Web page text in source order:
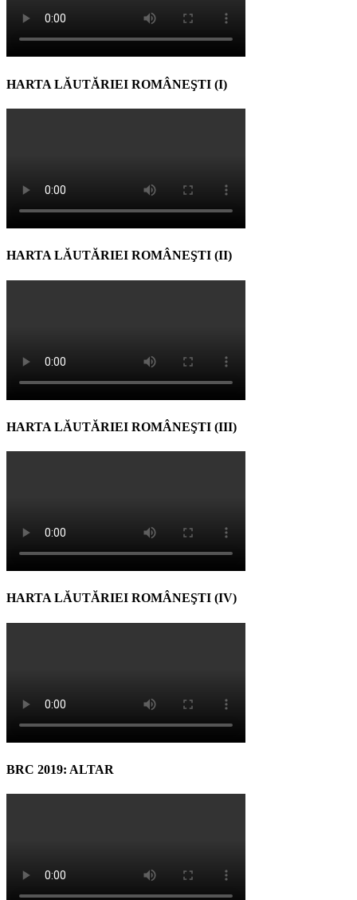
HARTA LĂUTĂRIEI ROMÂNEŞTI (I)
HARTA LĂUTĂRIEI ROMÂNEŞTI (II)
HARTA LĂUTĂRIEI ROMÂNEŞTI (III)
HARTA LĂUTĂRIEI ROMÂNEŞTI (IV)
BRC 2019: ALTAR